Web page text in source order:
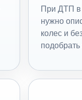
При ДТП в
нужно
колес и
подобрать